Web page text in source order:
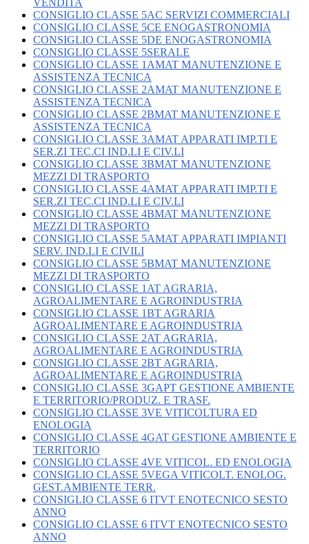
VENDITA
CONSIGLIO CLASSE 5AC SERVIZI COMMERCIALI
CONSIGLIO CLASSE 5CE ENOGASTRONOMIA
CONSIGLIO CLASSE 5DE ENOGASTRONOMIA
CONSIGLIO CLASSE 5SERALE
CONSIGLIO CLASSE 1AMAT MANUTENZIONE E
ASSISTENZA TECNICA
CONSIGLIO CLASSE 2AMAT MANUTENZIONE E
ASSISTENZA TECNICA
CONSIGLIO CLASSE 2BMAT MANUTENZIONE E
ASSISTENZA TECNICA
CONSIGLIO CLASSE 3AMAT APPARATI IMP.TI E
SER.ZI TEC.CI IND.LI E CIV.LI
CONSIGLIO CLASSE 3BMAT MANUTENZIONE
MEZZI DI TRASPORTO
CONSIGLIO CLASSE 4AMAT APPARATI IMP.TI E
SER.ZI TEC.CI IND.LI E CIV.LI
CONSIGLIO CLASSE 4BMAT MANUTENZIONE
MEZZI DI TRASPORTO
CONSIGLIO CLASSE 5AMAT APPARATI IMPIANTI
SERV. IND.LI E CIVILI
CONSIGLIO CLASSE 5BMAT MANUTENZIONE
MEZZI DI TRASPORTO
CONSIGLIO CLASSE 1AT AGRARIA,
AGROALIMENTARE E AGROINDUSTRIA
CONSIGLIO CLASSE 1BT AGRARIA
AGROALIMENTARE E AGROINDUSTRIA
CONSIGLIO CLASSE 2AT AGRARIA,
AGROALIMENTARE E AGROINDUSTRIA
CONSIGLIO CLASSE 2BT AGRARIA,
AGROALIMENTARE E AGROINDUSTRIA
CONSIGLIO CLASSE 3GAPT GESTIONE AMBIENTE
E TERRITORIO/PRODUZ. E TRASF.
CONSIGLIO CLASSE 3VE VITICOLTURA ED
ENOLOGIA
CONSIGLIO CLASSE 4GAT GESTIONE AMBIENTE E
TERRITORIO
CONSIGLIO CLASSE 4VE VITICOL. ED ENOLOGIA
CONSIGLIO CLASSE 5VEGA VITICOLT. ENOLOG.
GEST.AMBIENTE TERR.
CONSIGLIO CLASSE 6 ITVT ENOTECNICO SESTO
ANNO
CONSIGLIO CLASSE 6 ITVT ENOTECNICO SESTO
ANNO